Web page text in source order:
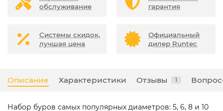
обслуживание
гарантия
Системы скидок,
лучшая цена
Официальный
дилер Runtec
Описание Характеристики Отзывы 1
Набор буров самых популярных диаметров: 5, 6, 8 и 10